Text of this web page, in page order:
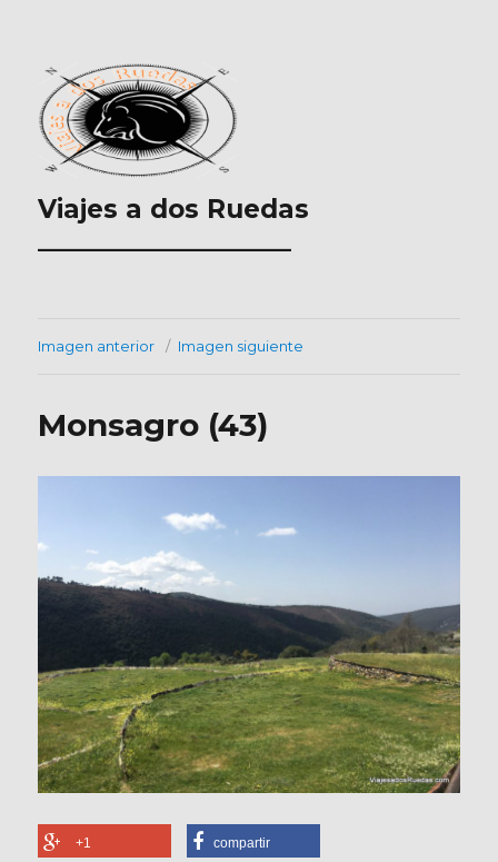
Viajes a dos Ruedas
___________________
Imagen anterior Imagen siguiente
Monsagro (43)
+1 compartir